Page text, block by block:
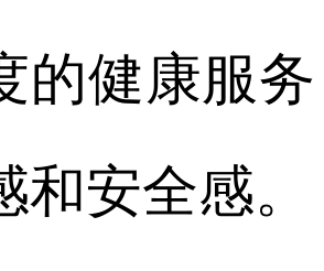
的健康服
和安全感。